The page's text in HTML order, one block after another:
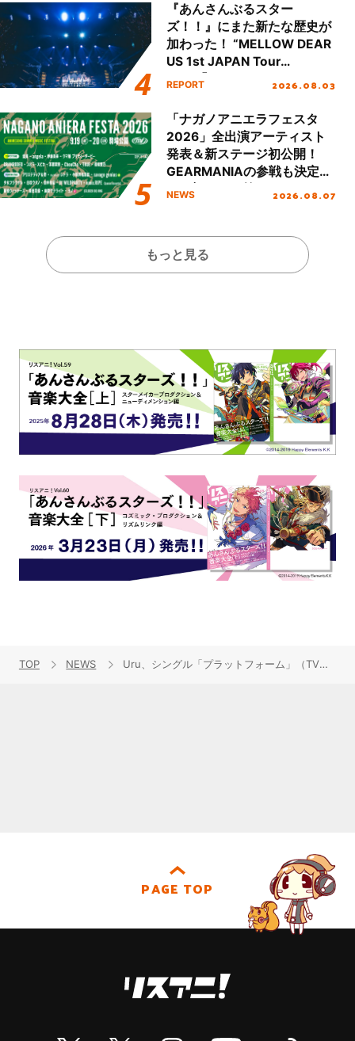
『あんさんぶるスター
ズ！！』にまた新たな歴史が
加わった！ “MELLOW DEAR
US 1st JAPAN Tour
Final「NICE to meet YOU
ート!!
REPORT 2026.08.03
「ナガノアニエラフェスタ
2026」全出演アーティスト
発表＆新ステージ初公開！
GEARMANIAの参戦も決定
し、初となる第3ステージの
NEWS 2026.08.07
もっと見る
TOP NEWS Uru、シングル「プラットフォーム」（TVアニメ『永久のユウグレ』OPテーマ）収録曲「愛」ミュージックビデオを公開！
PAGE TOP